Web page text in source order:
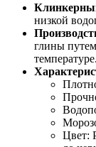
низкой
глины
температуре.
Цвет: